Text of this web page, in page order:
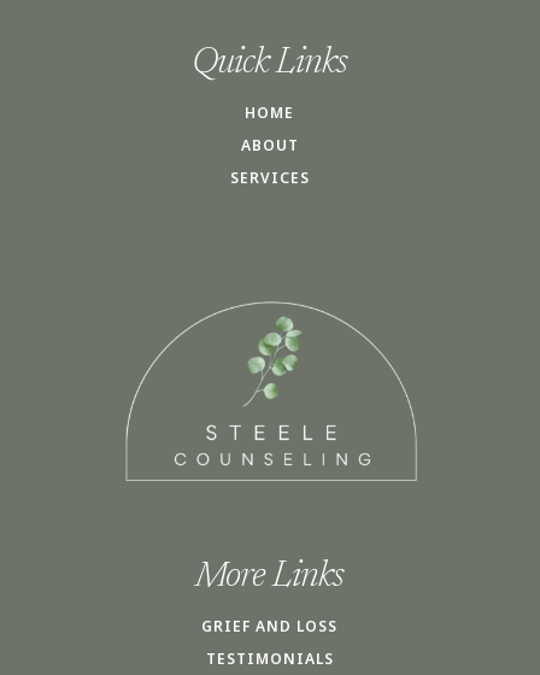
Quick Links
HOME
ABOUT
SERVICES
More Links
GRIEF AND LOSS
TESTIMONIALS